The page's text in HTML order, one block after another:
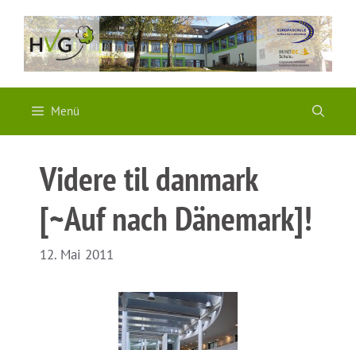
Inhalt
springen
Menü
Videre til danmark
[~Auf nach Dänemark]!
12. Mai 2011